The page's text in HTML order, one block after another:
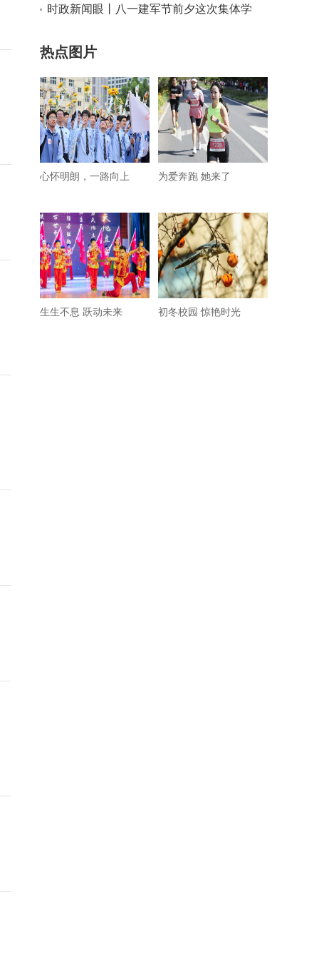
时政新闻眼丨八一建军节前夕这次集体学
热点图片
心怀明朗，一路向上 为爱奔跑 她来了
生生不息 跃动未来 初冬校园 惊艳时光